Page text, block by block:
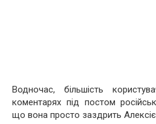
Водночас, більшість
коментарях під постом
що вона просто заздрить